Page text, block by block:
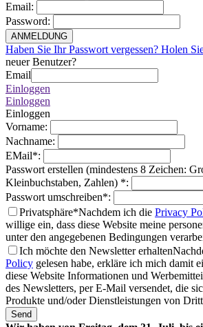
Email:
Password:
ANMELDUNG
Haben Sie Ihr Passwort vergessen? Holen
neuer Benutzer?
Email
Einloggen
Einloggen
Einloggen
Vorname:
Nachname:
EMail*:
Passwort erstellen (mindestens 8 Zeichen:
Kleinbuchstaben, Zahlen) *:
Passwort umschreiben*:
Privatsphäre*Nachdem ich die Privacy
willige ein, dass diese Website meine
unter den angegebenen Bedingungen
Ich möchte den Newsletter erhalten
Policy gelesen habe, erkläre ich mich damit
diese Website Informationen und
des Newsletters, per E-Mail versendet, die
Produkte und/oder Dienstleistungen von
Send